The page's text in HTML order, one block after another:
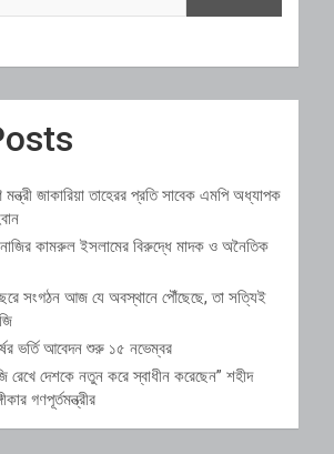
জাকারিয়া তাহেরর প্রতি সাবেক এমপি অধ্যাপক
নাজির কামরুল ইসলামের বিরুদ্ধে মাদক ও অনৈতিক
সংগঠন আজ যে অবস্থানে পৌঁছেছে, তা সত্যিই
ভর্তি আবেদন শুরু ১৫ নভেম্বর
রেখে দেশকে নতুন করে স্বাধীন করেছেন” শহীদ
গণপূর্তমন্ত্রীর